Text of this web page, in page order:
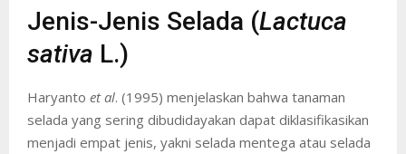
Jenis-Jenis Selada (Lactuca
sativa L.)
Haryanto et al. (1995) menjelaskan bahwa tanaman
selada yang sering dibudidayakan dapat diklasifikasikan
menjadi empat jenis, yakni selada mentega atau selada